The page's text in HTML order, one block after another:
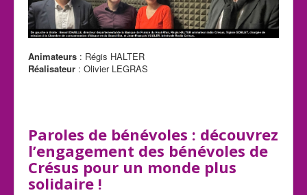
Animateurs : Régis HALTER
Réalisateur : Olivier LEGRAS
Paroles de bénévoles : découvrez
l’engagement des bénévoles de
Crésus pour un monde plus
solidaire !